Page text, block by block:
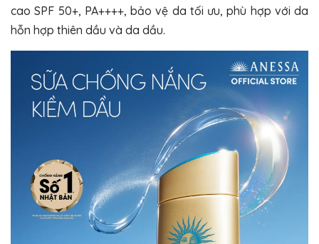
cao SPF 50+, PA++++, bảo vệ da tối ưu, phù hợp với da
hỗn hợp thiên dầu và da dầu.